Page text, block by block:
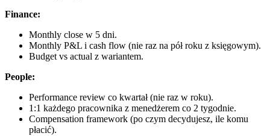
Finance:
Monthly close w 5 dni.
Monthly P&L i cash flow (nie raz na pół roku z księgowym).
Budget vs actual z wariantem.
People:
Performance review co kwartał (nie raz w roku).
1:1 każdego pracownika z menedżerem co 2 tygodnie.
Compensation framework (po czym decydujesz, ile komu
płacić).